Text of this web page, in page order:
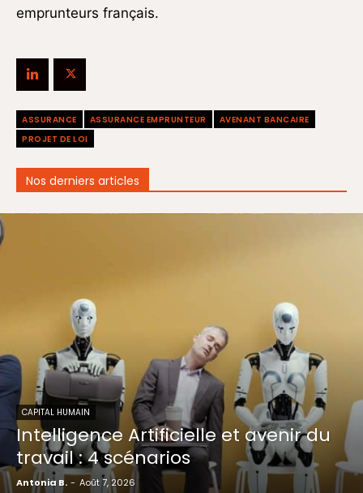
emprunteurs français.
ASSURANCE ASSURANCE EMPRUNTEUR
AVENANT BANCAIRE
PROJET DE LOI
Nos derniers articles
CAPITAL HUMAIN
Intelligence Artificielle et avenir du
travail : 4 scénarios
Antonia B. - Août 7, 2026